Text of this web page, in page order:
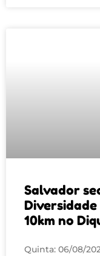
Salvador
Diversidade
10km no
Quinta: 06/08/